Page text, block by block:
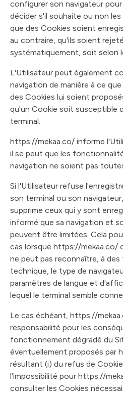
configurer son navigateur
décider s'il souhaite ou non
que des Cookies soient
au contraire, qu'ils soient
systématiquement, soit selon
L'Utilisateur peut également
navigation de manière à ce
des Cookies lui soient
qu'un Cookie soit susceptible
terminal.
https://mekaa.co/ informe
il se peut que les
navigation ne soient pas
Si l'Utilisateur refuse
son terminal ou son
supprime ceux qui y sont
informé que sa navigation et
peuvent être limitées. Cela
cas lorsque https://mekaa.co/
ne peut pas reconnaître, à
technique, le type de
paramètres de langue et
lequel le terminal semble
Le cas échéant, https://
responsabilité pour les
fonctionnement dégradé du
éventuellement proposés par
résultant (i) du refus de
l'impossibilité pour https://
consulter les Cookies